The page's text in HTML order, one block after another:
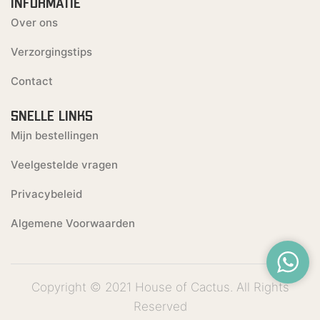
INFORMATIE
Over ons
Verzorgingstips
Contact
SNELLE LINKS
Mijn bestellingen
Veelgestelde vragen
Privacybeleid
Algemene Voorwaarden
Copyright © 2021 House of Cactus. All Rights
Reserved